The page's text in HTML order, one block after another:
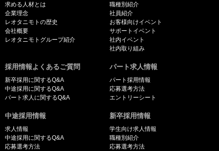
求める人材とは
企業理念
レオタニモトの歴史
会社概要
レオタニモトグループ紹介
職種別紹介
社員紹介
お客様向けイベント
サポートイベント
社内イベント
社内取り組み
採用情報よくあるご質問
新卒採用に関するQ&A
中途採用に関するQ&A
パート求人に関するQ&A
パート求人情報
パート採用情報
応募選考方法
エントリーシート
中途採用情報
求人情報
中途採用に関するQ&A
応募選考方法
新卒採用情報
学生向け求人情報
職種別紹介
応募選考方法